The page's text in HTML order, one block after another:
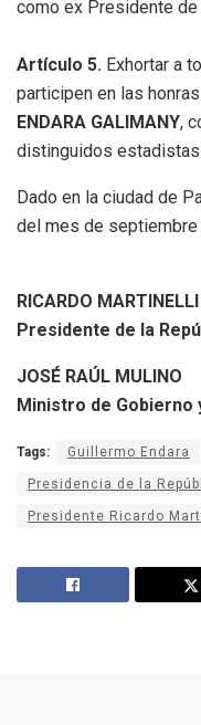
como ex Presidente de
Artículo 5. Exhortar a
participen en las
ENDARA GALIMANY,
distinguidos
Dado en la ciudad de
del mes de
RICARDO MARTINELLI
Presidente de la
JOSÉ RAÚL MULINO
Ministro de Gobierno
Tags: Guillermo Endara
Presidencia de la
Presidente Ricardo